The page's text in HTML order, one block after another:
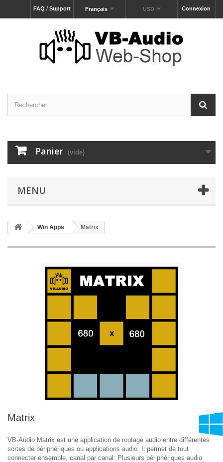
Connexion
USD
Français
FAQ / Support
Panier (vide)
MENU
Win Apps Matrix
Matrix
VB-Audio Matrix est une application de routage audio entre différentes
sortes de périphériques ou applications audio. Il permet de tout
connecter ensemble, canal par canal: Plusieurs périphériques audio